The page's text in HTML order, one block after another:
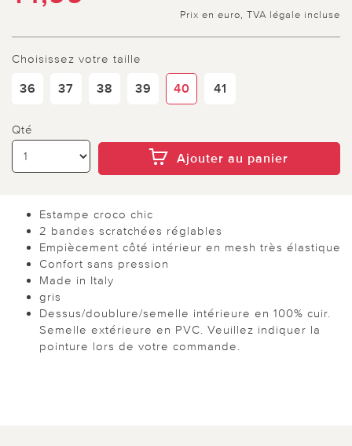
Prix en euro, TVA légale incluse
Choisissez votre taille
36 37 38 39 40 41
Qté
Ajouter au panier
Estampe croco chic
2 bandes scratchées réglables
Empiècement côté intérieur en mesh très élastique
Confort sans pression
Made in Italy
gris
Dessus/doublure/semelle intérieure en 100% cuir.
Semelle extérieure en PVC. Veuillez indiquer la
pointure lors de votre commande.